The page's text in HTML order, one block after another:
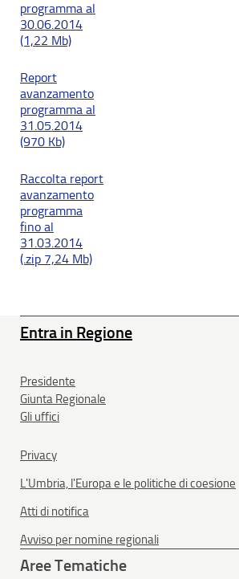
programma al
30.06.2014
(1,22 Mb)
Report
avanzamento
programma al
31.05.2014
(970 Kb)
Raccolta report
avanzamento
programma
fino al
31.03.2014
(.zip 7,24 Mb)
Entra in Regione
Presidente
Giunta Regionale
Gli uffici
Privacy
L'Umbria, l'Europa e le politiche di coesione
Atti di notifica
Avviso per nomine regionali
Aree Tematiche